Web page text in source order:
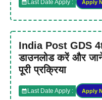
Last Date Apply : Apply
India Post GDS
डाउनलोड करें और
पूरी प्रक्रिया
Last Date Apply : Apply